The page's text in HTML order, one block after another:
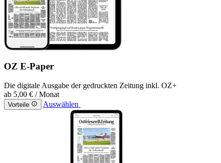
OZ E-Paper
Die digitale Ausgabe der gedruckten Zeitung inkl. OZ+
ab 5,00 € / Monat
Vorteile Auswählen